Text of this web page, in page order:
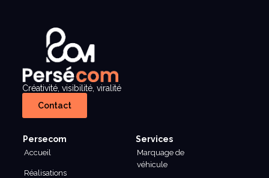
Créativité, visibilité, viralité
Contact
Persecom
Accueil
Réalisations
Services
Marquage de
véhicule